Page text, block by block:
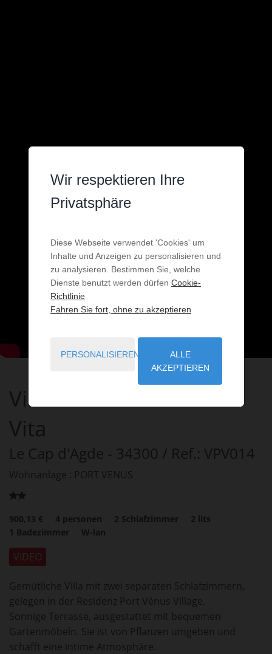
Villa Port Vénus Dolce
Vita
Le Cap d'Agde - 34300 / Ref.: VPV014
Wohnanlage : PORT VENUS
900,13 € 4 personen 2 Schlafzimmer 2 lits
1 Badezimmer W-lan
VIDEO
Gemütliche Villa mit zwei separaten Schlafzimmern,
gelegen in der Residenz Port Vénus Village.
Sonnige Terrasse, ausgestattet mit bequemen
Gartenmöbeln. Sie ist von Pflanzen umgeben und
schafft eine intime Atmosphäre.
Wir respektieren Ihre
Privatsphäre
Diese Webseite verwendet 'Cookies' um
Inhalte und Anzeigen zu personalisieren und
zu analysieren. Bestimmen Sie, welche
Dienste benutzt werden dürfen Cookie-
Richtlinie
Fahren Sie fort, ohne zu akzeptieren
PERSONALISIEREN
ALLE
AKZEPTIEREN